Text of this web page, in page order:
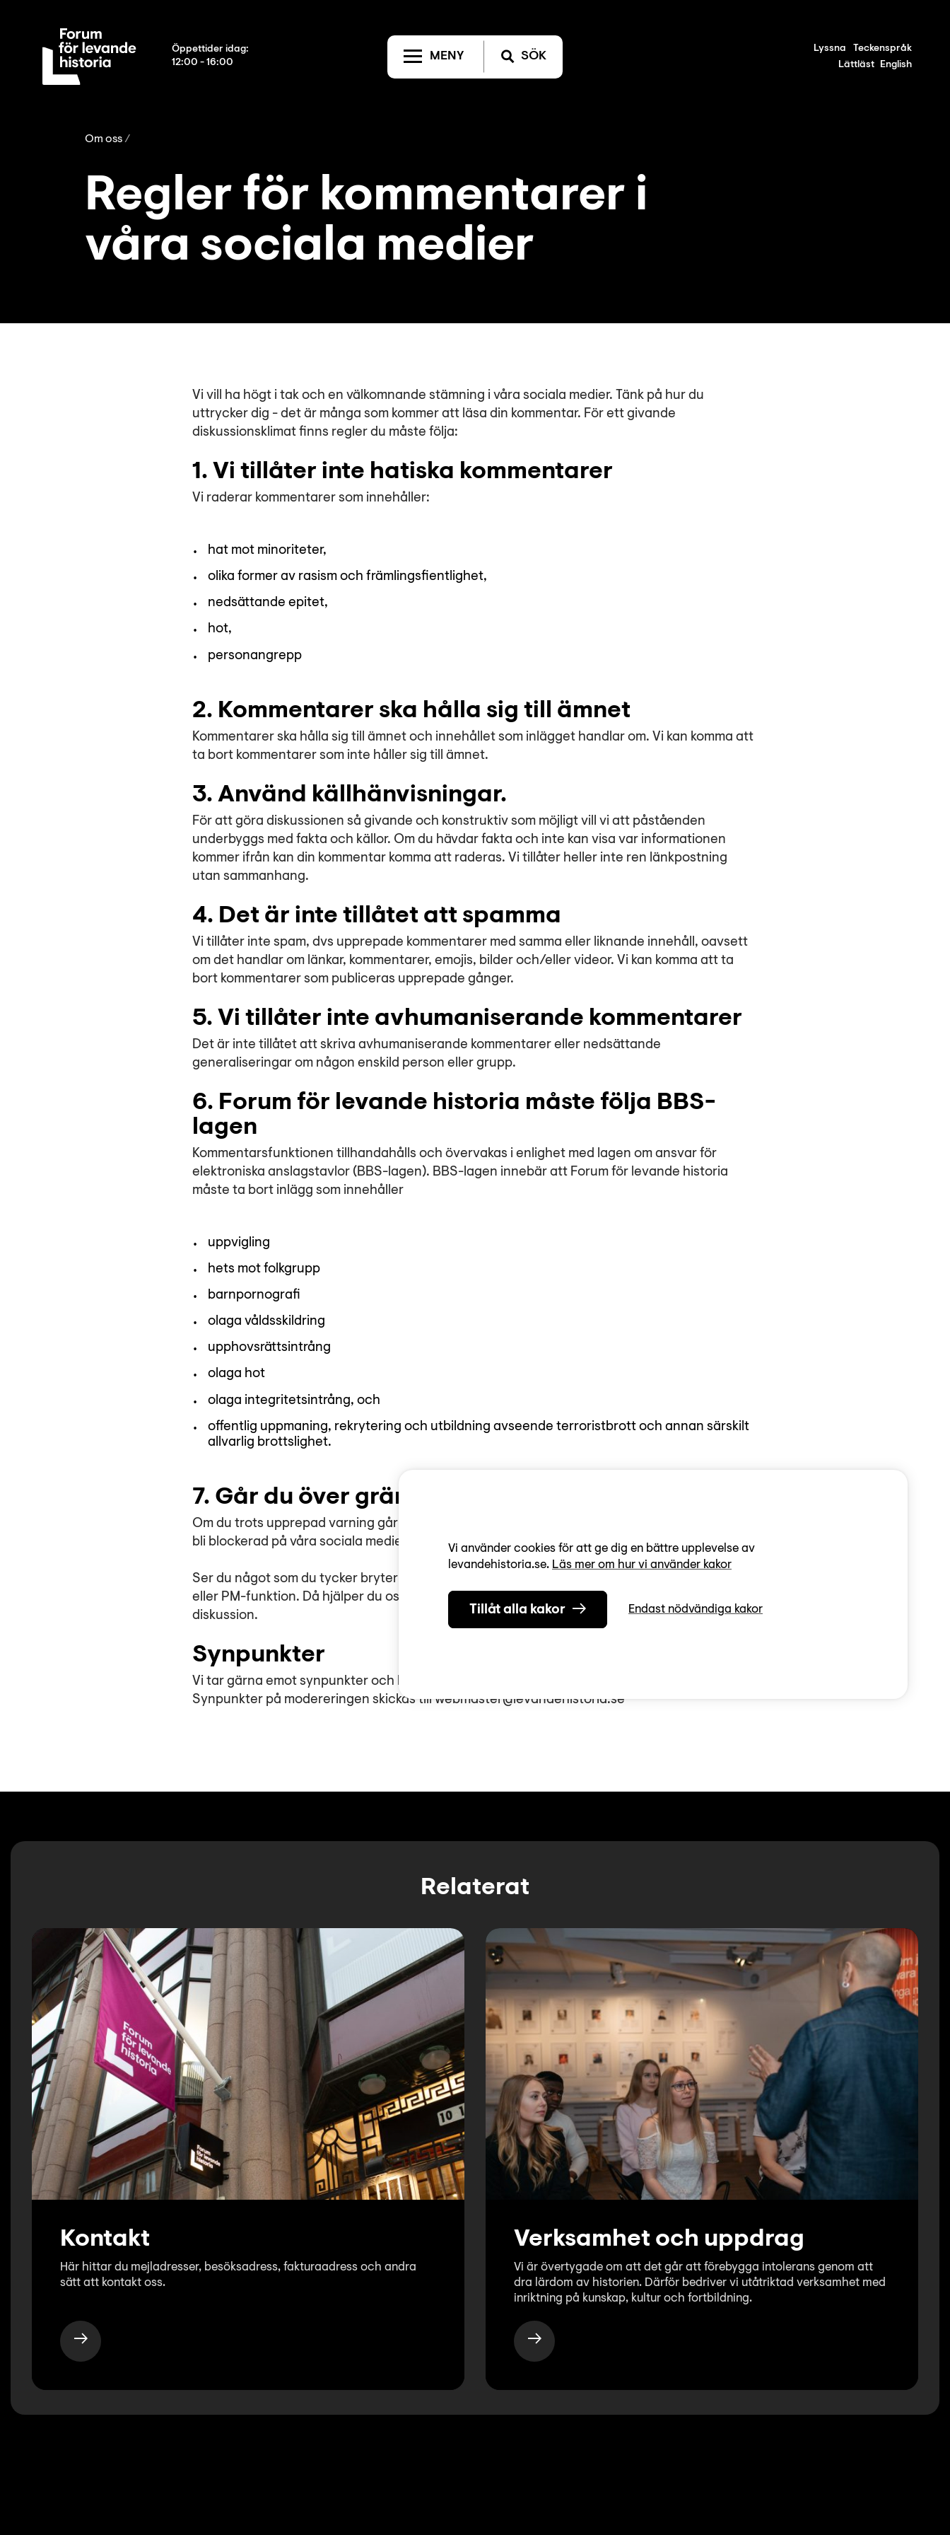
Öppettider idag:
12:00 - 16:00
MENY SÖK
Lyssna
Teckenspråk
Lättläst
English
Vi använder cookies för att ge dig en bättre upplevelse av
levandehistoria.se. Läs mer om hur vi använder kakor
Tillåt alla kakor Endast nödvändiga kakor
Om oss
Regler för kommentarer i
våra sociala medier
Vi vill ha högt i tak och en välkomnande stämning i våra sociala medier. Tänk på hur du
uttrycker dig - det är många som kommer att läsa din kommentar. För ett givande
diskussionsklimat finns regler du måste följa:
1. Vi tillåter inte hatiska kommentarer
Vi raderar kommentarer som innehåller:
hat mot minoriteter,
olika former av rasism och främlingsfientlighet,
nedsättande epitet,
hot,
personangrepp
2. Kommentarer ska hålla sig till ämnet
Kommentarer ska hålla sig till ämnet och innehållet som inlägget handlar om. Vi kan komma att
ta bort kommentarer som inte håller sig till ämnet.
3. Använd källhänvisningar.
För att göra diskussionen så givande och konstruktiv som möjligt vill vi att påståenden
underbyggs med fakta och källor. Om du hävdar fakta och inte kan visa var informationen
kommer ifrån kan din kommentar komma att raderas. Vi tillåter heller inte ren länkpostning
utan sammanhang.
4. Det är inte tillåtet att spamma
Vi tillåter inte spam, dvs upprepade kommentarer med samma eller liknande innehåll, oavsett
om det handlar om länkar, kommentarer, emojis, bilder och/eller videor. Vi kan komma att ta
bort kommentarer som publiceras upprepade gånger.
5. Vi tillåter inte avhumaniserande kommentarer
Det är inte tillåtet att skriva avhumaniserande kommentarer eller nedsättande
generaliseringar om någon enskild person eller grupp.
6. Forum för levande historia måste följa BBS-
lagen
Kommentarsfunktionen tillhandahålls och övervakas i enlighet med lagen om ansvar för
elektroniska anslagstavlor (BBS-lagen). BBS-lagen innebär att Forum för levande historia
måste ta bort inlägg som innehåller
uppvigling
hets mot folkgrupp
barnpornografi
olaga våldsskildring
upphovsrättsintrång
olaga hot
olaga integritetsintrång, och
offentlig uppmaning, rekrytering och utbildning avseende terroristbrott och annan särskilt
allvarlig brottslighet.
7. Går du över gränsen kan du bli blockerad
Om du trots upprepad varning går över gränsen för någon av våra kommentarsregler kan du
bli blockerad på våra sociala medier.
Ser du något som du tycker bryter mot dessa regler, använd plattformens anmälningsfunktion
eller PM-funktion. Då hjälper du oss att göra kommentarsfältet till en bra plats för givande
diskussion.
Synpunkter
Vi tar gärna emot synpunkter och kritik om vår verksamhet till info@levandehistoria.se
Synpunkter på modereringen skickas till webmaster@levandehistoria.se
Relaterat
Kontakt
Här hittar du mejladresser, besöksadress, fakturaadress och andra
sätt att kontakt oss.
Verksamhet och uppdrag
Vi är övertygade om att det går att förebygga intolerans genom att
dra lärdom av historien. Därför bedriver vi utåtriktad verksamhet med
inriktning på kunskap, kultur och fortbildning.